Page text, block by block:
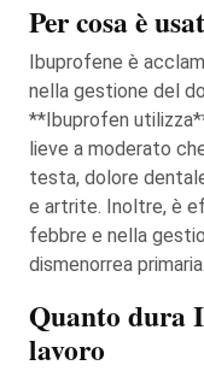
Per cosa è
Ibuprofene è
nella gestione del
**Ibuprofen
lieve a moderato
testa, dolore
e artrite. Inoltre, è
febbre e nella
dismenorrea primaria.
Quanto dura
lavoro